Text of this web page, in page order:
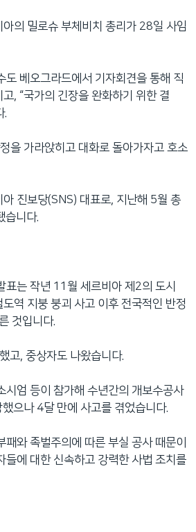
의 밀로슈 부체비치 총리가 28일 사임
도 베오그라드에서 기자회견을 통해 직
, “국가의 긴장을 완화하기 위한 결
.
을 가라앉히고 대화로 돌아가자고 호소
진보당(SNS) 대표로, 지난해 5월 총
습니다.
표는 작년 11월 세르비아 제2의 도시
역 지붕 붕괴 사고 이후 전국적인 반정
것입니다.
고, 중상자도 나왔습니다.
시엄 등이 참가해 수년간의 개보수공사
으나 4달 만에 사고를 겪었습니다.
패와 족벌주의에 따른 부실 공사 때문이
들에 대한 신속하고 강력한 사법 조치를